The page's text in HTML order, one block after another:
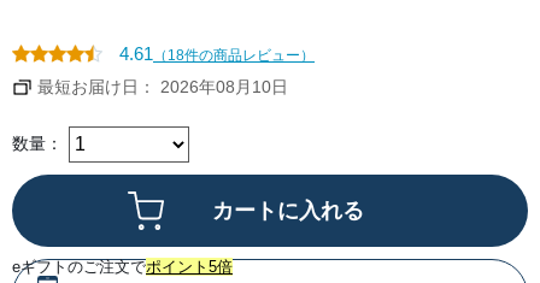
4.61 （18件の商品レビュー）
最短お届け日： 2026年08月10日
数量：
eギフトのご注文でポイント5倍